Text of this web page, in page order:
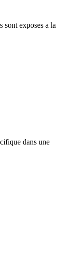
exposes a la
dans une